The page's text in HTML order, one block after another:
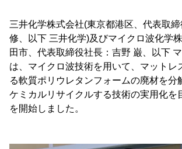
三井化学株式会社(東京都港区、代表取
修、以下 三井化学)及びマイクロ波化学
田市、代表取締役社長：吉野 巌、以下
は、マイクロ波技術を用いて、マットレ
る軟質ポリウレタンフォームの廃材を分
ケミカルリサイクルする技術の実用化を
を開始しました。